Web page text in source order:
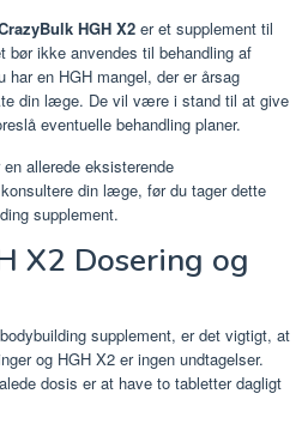
HGH X2 er et supplement til
ikke anvendes til behandling af
en HGH mangel, der er årsag
din læge. De vil være i stand til at give
eventuelle behandling planer.
allerede eksisterende
din læge, før du tager dette
supplement.
X2 Dosering og
supplement, er det vigtigt, at
og HGH X2 er ingen undtagelser.
dosis er at have to tabletter dagligt